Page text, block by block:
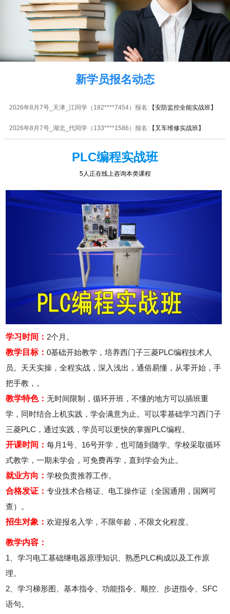
新学员报名动态
2026年8月7号_江西_陈同学（138****5056）报名:【装饰装修全能实战班】
2026年8月7号_广西_王同学（186****8228）报名: 【电机马达维修实战班】
2026年8月7号_安徽_陈同学（180****5779）报名: 【电工中级实战班】
2026年8月7号_四川_江同学（134****5755）报名:【焊工中级实战班】
2026年8月7号_海南_张同学（137****0030）报名:【电机马达维修实战班】
2026年8月7号_四川_谭同学（154****0832）报名:【手机维修高级实战班】
2026年8月7号_陕西_田同学（135****1875）报名:【叉车维修实战班】
PLC编程实战班
5人正在线上咨询本类课程
学习时间： 2个月。
教学目标：0基础开始教学，培养西门子三菱PLC编程技术人
员。天天实操，全程实战，深入浅出，通俗易懂，从零开始，手
把手教，。
教学特色：无时间限制，循环开班，不懂的地方可以插班重
学，同时结合上机实践，学会满意为止。可以零基础学习西门子
三菱PLC，通过实践，学员可以更快的掌握PLC编程。
开课时间：每月1号、16号开学，也可随到随学。学校采取循环
式教学，一期未学会，可免费再学，直到学会为止。
就业方向：学校负责推荐工作。
合格发证：专业技术合格证、电工操作证（全国通用，国网可
查）。
招生对象：欢迎报名入学，不限年龄，不限文化程度。
教学内容：
1、学习电工基础继电器原理知识、熟悉PLC构成以及工作原
理。
2、学习梯形图、基本指令、功能指令、顺控、步进指令、SFC
语句。